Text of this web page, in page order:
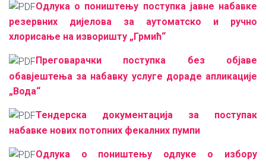
Одлука о поништењу поступка јавне набавке
резервних дијелова за аутоматско и ручно
хлорисање на изворишту „Грмић“
Преговарачки поступка без објаве
обавјештења за набавку услуге дораде апликације
„Вода“
Тендерска документација за поступак
набавке нових потопних фекалних пумпи
Одлука о поништењу одлуке о избору